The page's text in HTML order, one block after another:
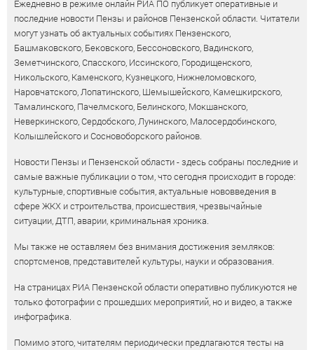
Ежедневно в режиме онлайн РИА ПО публикует оперативные и
последние новости Пензы и районов Пензенской области. Читатели
могут узнать об актуальных событиях Пензенского,
Башмаковского, Бековского, Бессоновского, Вадинского,
Земетчинского, Спасского, Иссинского, Городищенского,
Никольского, Каменского, Кузнецкого, Нижнеломовского,
Наровчатского, Лопатинского, Шемышейского, Камешкирского,
Тамалинского, Пачелмского, Белинского, Мокшанского,
Неверкинского, Сердобского, Лунинского, Малосердобинского,
Колышлейского и Сосновоборского районов.
Новости Пензы и Пензенской области - здесь собраны последние и
самые важные публикации о том, что сегодня происходит в городе:
культурные, спортивные события, актуальные нововведения в
сфере ЖКХ и строительства, происшествия, чрезвычайные
ситуации, ДТП, аварии, криминальная хроника.
Мы также не оставляем без внимания достижения земляков:
спортсменов, представителей культуры, науки и образования.
На страницах РИА Пензенской области оперативно публикуются не
только фотографии с прошедших мероприятий, но и видео, а также
инфографика.
Помимо этого, читателям периодически предлагаются тесты на